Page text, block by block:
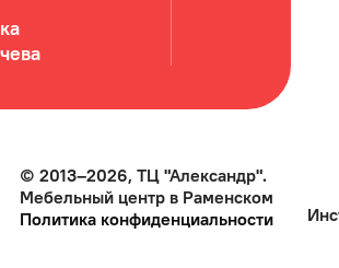
© 2013–2026, ТЦ "Александр".
Мебельный центр в Раменском
Политика конфиденциальности